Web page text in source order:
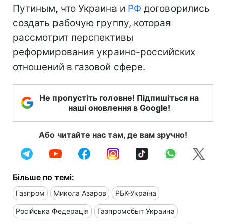
Путиным, что Украина и РФ договорились
создать рабочую группу, которая
рассмотрит перспективы
реформирования украино-российских
отношений в газовой сфере.
Не пропустіть головне! Підпишіться на
наші оновлення в Google!
Або читайте нас там, де вам зручно!
Більше по темі:
Газпром Микола Азаров РБК-Україна
Російська Федерація Газпромсбыт Украина